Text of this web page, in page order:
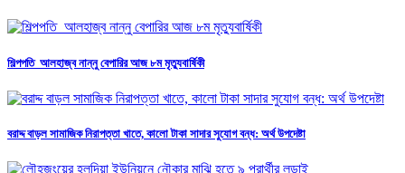
শিল্পপতি আলহাজ্ব নান্নু বেপারির আজ ৮ম মৃত্যুবার্ষিকী
বরাদ্দ বাড়ল সামাজিক নিরাপত্তা খাতে, কালো টাকা সাদার সুযোগ বন্ধ: অর্থ উপদেষ্টা